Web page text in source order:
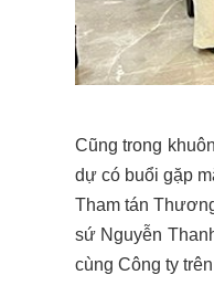
Cũng trong
dự có buổi gặp
Tham tán
sứ Nguyễn
cùng Công ty